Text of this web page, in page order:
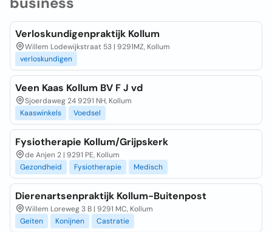
Verloskundigenpraktijk Kollum
Willem Lodewijkstraat 53 | 9291MZ, Kollum
verloskundigen
Veen Kaas Kollum BV F J vd
Sjoerdaweg 24 9291 NH, Kollum
Kaaswinkels
Voedsel
Fysiotherapie Kollum/Grijpskerk
de Anjen 2 | 9291 PE, Kollum
Gezondheid
Fysiotherapie Medisch
Dierenartsenpraktijk Kollum-Buitenpost
Willem Loreweg 3 B | 9291 MC, Kollum
Geiten
Konijnen Castratie